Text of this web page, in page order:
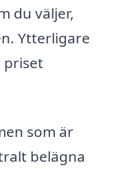
du väljer,
Ytterligare
priset
som är
belägna